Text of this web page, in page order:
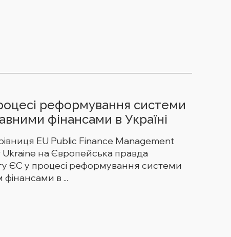
реформування системи
фінансами в Україні
EU Public Finance Management
на Європейська правда
ЄС у процесі реформування системи
в ...